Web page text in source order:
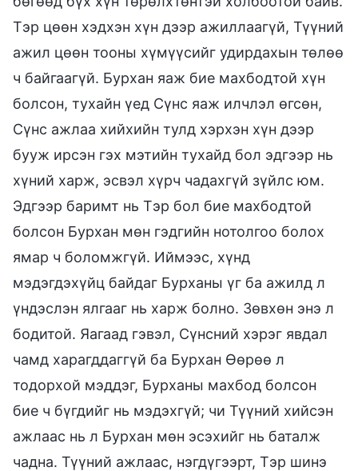
Тэр цөөн хэдхэн хүн дээр ажиллаагүй, Түүний
ажил цөөн тооны хүмүүсийг удирдахын төлөө
ч байгаагүй. Бурхан яаж бие махбодтой хүн
болсон, тухайн үед Сүнс яаж илчлэл өгсөн,
Сүнс ажлаа хийхийн тулд хэрхэн хүн дээр
бууж ирсэн гэх мэтийн тухайд бол эдгээр нь
хүний харж, эсвэл хүрч чадахгүй зүйлс юм.
Эдгээр баримт нь Тэр бол бие махбодтой
болсон Бурхан мөн гэдгийн нотолгоо болох
ямар ч боломжгүй. Иймээс, хүнд
мэдэгдэхүйц байдаг Бурханы үг ба ажилд л
үндэслэн ялгааг нь харж болно. Зөвхөн энэ л
бодитой. Яагаад гэвэл, Сүнсний хэрэг явдал
чамд харагддаггүй ба Бурхан Өөрөө л
тодорхой мэддэг, Бурханы махбод болсон
бие ч бүгдийг нь мэдэхгүй; чи Түүний хийсэн
ажлаас нь л Бурхан мөн эсэхийг нь баталж
чадна. Түүний ажлаас, нэгдүгээрт, Тэр шинэ